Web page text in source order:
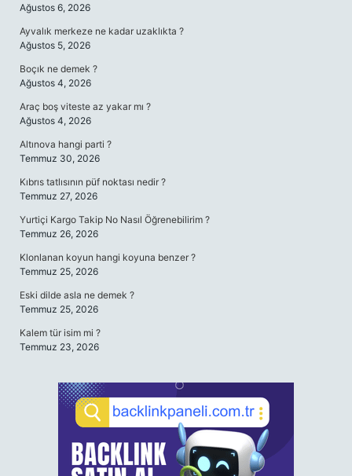
Ağustos 6, 2026
Ayvalık merkeze ne kadar uzaklıkta ?
Ağustos 5, 2026
Boçık ne demek ?
Ağustos 4, 2026
Araç boş viteste az yakar mı ?
Ağustos 4, 2026
Altınova hangi parti ?
Temmuz 30, 2026
Kıbrıs tatlısının püf noktası nedir ?
Temmuz 27, 2026
Yurtiçi Kargo Takip No Nasıl Öğrenebilirim ?
Temmuz 26, 2026
Klonlanan koyun hangi koyuna benzer ?
Temmuz 25, 2026
Eski dilde asla ne demek ?
Temmuz 25, 2026
Kalem tür isim mi ?
Temmuz 23, 2026